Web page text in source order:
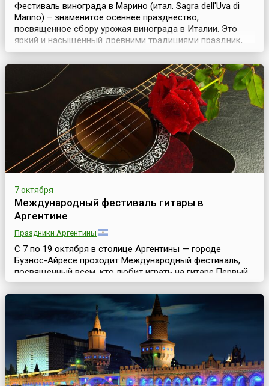
Фестиваль винограда в Марино (итал. Sagra dell'Uva di
Marino) – знаменитое осеннее празднество,
посвященное сбору урожая винограда в Италии. Это
яркий и насыщенный древними традициями праздник,
один из старейших подобных праздников урожая в
стране, совмещенный с дегустацией местных вин и
лучших сортов винограда. Марино – старинный город,
недалеко от Рима. Раньше здесь располагался летний
7 октября
Международный фестиваль гитары в
Аргентине
Праздники Аргентины
С 7 по 19 октября в столице Аргентины — городе
Буэнос-Айресе проходит Международный фестиваль,
посвященный всем, кто любит играть на гитаре.Первый
фестиваль прошел в 1995 году, и с тех пор более 200
тысяч любителей гитары посетили это впечатляющее
событие. Фестиваль стал постепенно одним из самых
престижных событий подобного рода в мире. Сотни
талантливых исполнителей — это в основном жите...